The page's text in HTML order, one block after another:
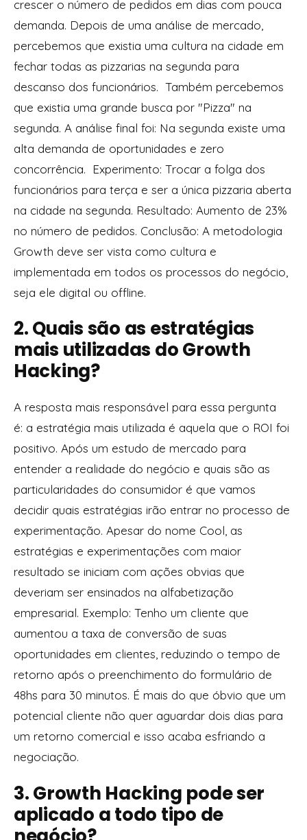
crescer o número de pedidos em dias com pouca
demanda. Depois de uma análise de mercado,
percebemos que existia uma cultura na cidade em
fechar todas as pizzarias na segunda para
descanso dos funcionários. Também percebemos
que existia uma grande busca por "Pizza" na
segunda. A análise final foi: Na segunda existe uma
alta demanda de oportunidades e zero
concorrência. Experimento: Trocar a folga dos
funcionários para terça e ser a única pizzaria aberta
na cidade na segunda. Resultado: Aumento de 23%
no número de pedidos. Conclusão: A metodologia
Growth deve ser vista como cultura e
implementada em todos os processos do negócio,
seja ele digital ou offline.
2. Quais são as estratégias
mais utilizadas do Growth
Hacking?
A resposta mais responsável para essa pergunta
é: a estratégia mais utilizada é aquela que o ROI foi
positivo. Após um estudo de mercado para
entender a realidade do negócio e quais são as
particularidades do consumidor é que vamos
decidir quais estratégias irão entrar no processo de
experimentação. Apesar do nome Cool, as
estratégias e experimentações com maior
resultado se iniciam com ações obvias que
deveriam ser ensinados na alfabetização
empresarial. Exemplo: Tenho um cliente que
aumentou a taxa de conversão de suas
oportunidades em clientes, reduzindo o tempo de
retorno após o preenchimento do formulário de
48hs para 30 minutos. É mais do que óbvio que um
potencial cliente não quer aguardar dois dias para
um retorno comercial e isso acaba esfriando a
negociação.
3. Growth Hacking pode ser
aplicado a todo tipo de